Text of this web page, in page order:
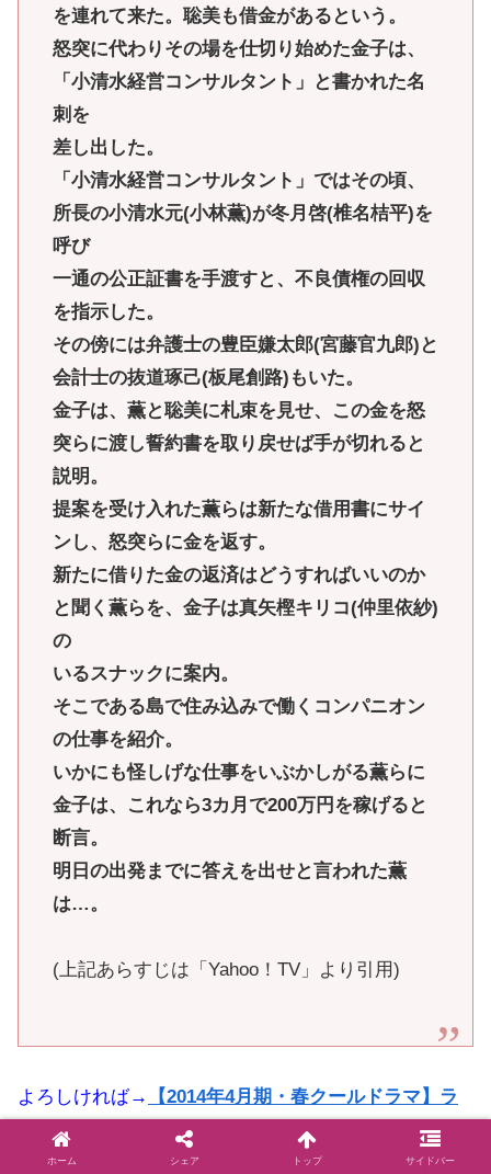
を連れて来た。聡美も借金があるという。
怒突に代わりその場を仕切り始めた金子は、
「小清水経営コンサルタント」と書かれた名
刺を
差し出した。
「小清水経営コンサルタント」ではその頃、
所長の小清水元(小林薫)が冬月啓(椎名桔平)を
呼び
一通の公正証書を手渡すと、不良債権の回収
を指示した。
その傍には弁護士の豊臣嫌太郎(宮藤官九郎)と
会計士の抜道琢己(板尾創路)もいた。
金子は、薫と聡美に札束を見せ、この金を怒
突らに渡し誓約書を取り戻せば手が切れると
説明。
提案を受け入れた薫らは新たな借用書にサイ
ンし、怒突らに金を返す。
新たに借りた金の返済はどうすればいいのか
と聞く薫らを、金子は真矢樫キリコ(仲里依紗)
の
いるスナックに案内。
そこである島で住み込みで働くコンパニオン
の仕事を紹介。
いかにも怪しげな仕事をいぶかしがる薫らに
金子は、これなら3カ月で200万円を稼げると
断言。
明日の出発までに答えを出せと言われた薫
は…。
(上記あらすじは「Yahoo！TV」より引用)
よろしければ→
【2014年4月期・春クールドラマ】ラ
インナップ一覧とキャスト表
ホーム シェア トップ サイドバー